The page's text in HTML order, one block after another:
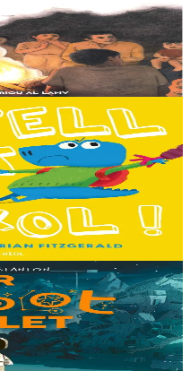
les montagnes se couvrent du
le petit village maya de
et des Dinosaures. Ils n'ont
commencent, une très
brisé s’éveille. Il ne se